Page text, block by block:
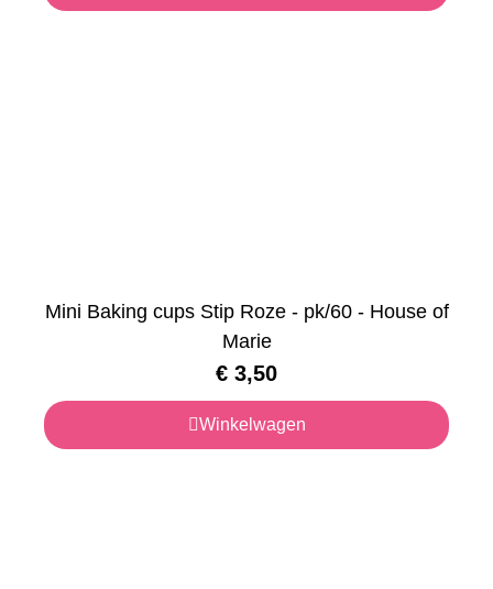
Mini Baking cups Stip Roze - pk/60 - House of
Marie
€ 3,50
Winkelwagen